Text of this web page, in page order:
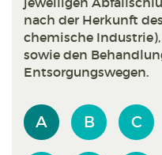
nach der Herkunft
chemische
sowie den
Entsorgungswegen.
A B C